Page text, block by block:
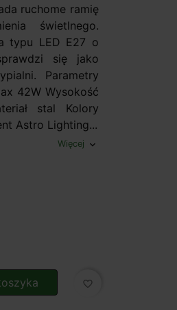
ruchome ramię
świetlnego.
typu LED E27 o
się jako
Parametry
42W Wysokość
stal Kolory
Astro Lighting...
Więcej expand_more
favorite_border